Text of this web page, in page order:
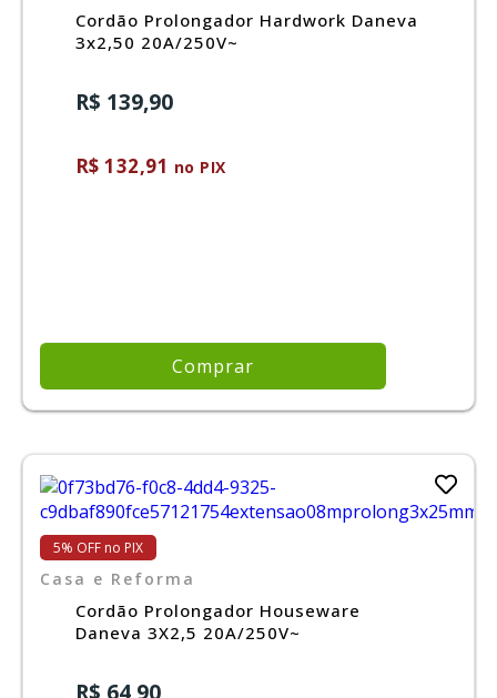
Cordão Prolongador Hardwork Daneva
3x2,50 20A/250V~
R$ 139,90
R$ 132,91 no PIX
Comprar
5% OFF no PIX
Casa e Reforma
Cordão Prolongador Houseware
Daneva 3X2,5 20A/250V~
R$ 64,90